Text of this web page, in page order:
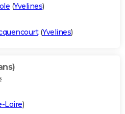
(Yvelines)
(Yvelines)
Loire)